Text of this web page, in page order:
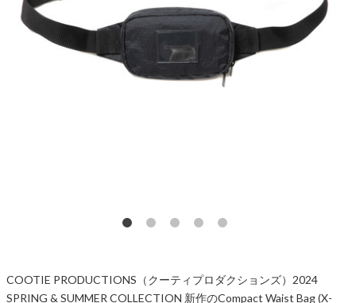
COOTIE PRODUCTIONS（クーティプロダクションズ）2024
SPRING & SUMMER COLLECTION 新作のCompact Waist Bag (X-